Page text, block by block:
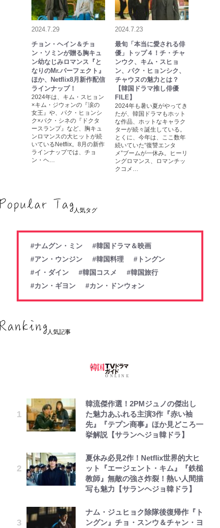
2024.7.29
チョン・ヘイン＆チョ
ン・ソミンが贈る胸キュ
ン幼なじみロマンス『と
なりのMr.パーフェクト』
ほか、Netflix8月新作配信
ラインナップ！
2024年は、キム・スヒョン
×キム・ジウォンの『涙の
女王』や、パク・ヒョンシ
ク×パク・シネの『ドクタ
ースランプ』など、胸キュ
ンロマンスの大ヒットが続
いているNetflix。8月の新作
ラインナップでは、チョ
ン・ヘ…
2024.7.23
最旬「本当に愛される俳
優」トップ４！チ・チャ
ンウク、キム・スヒョ
ン、パク・ヒョンシク、
チャウヌの魅力とは？
【韓国ドラマ推し俳優
FILE】
2024年も暑い夏がやってき
たが、韓国ドラマもホット
な作品、ホットなキャラク
ターが続々誕生している。
とくに、今年は、ここ数年
続いていた“復讐エンタ
メ”ブームが一休み。ヒーリ
ングロマンス、ロマンチッ
クコメ…
人気タグ
#ナムグン・ミン
#韓国ドラマ＆映画
#アン・ウンジン
#韓国料理
#トングン
#イ・ダイン
#韓国コスメ
#韓国旅行
#カン・ギヨン
#カン・ドンウォン
人気記事
韓流傑作選！2PMジュノの傑出し
た魅力あふれる主演3作『赤い袖
先』『テプン商事』ほか見どころ一
挙解説【サランヘジョ韓ドラ】
夏休み必見2作！Netflix世界的大ヒ
ット『エージェント・キム』『鉄槌
教師』無敵の強さ炸裂！熱い人間描
写も魅力【サランヘジョ韓ドラ】
ナム・ジュヒョク除隊後復帰作『ト
ングン』チョ・スンウ＆チャン・ヨ